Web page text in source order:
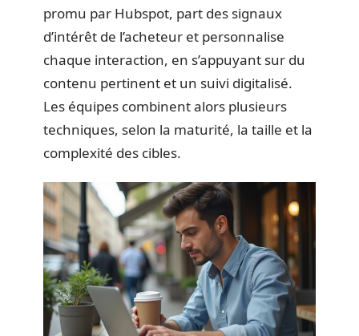
promu par Hubspot, part des signaux
d’intérêt de l’acheteur et personnalise
chaque interaction, en s’appuyant sur du
contenu pertinent et un suivi digitalisé.
Les équipes combinent alors plusieurs
techniques, selon la maturité, la taille et la
complexité des cibles.